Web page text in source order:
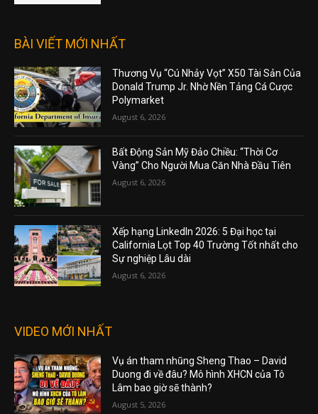
BÀI VIẾT MỚI NHẤT
Thương Vụ “Cú Nhảy Vọt” X50 Tài Sản Của
Donald Trump Jr. Nhờ Nền Tảng Cá Cược
Polymarket
August 6, 2026
Bất Động Sản Mỹ Đảo Chiều: “Thời Cơ
Vàng” Cho Người Mua Căn Nhà Đầu Tiên
August 6, 2026
Xếp hạng LinkedIn 2026: 5 Đại học tại
California Lọt Top 40 Trường Tốt nhất cho
Sự nghiệp Lâu dài
August 6, 2026
VIDEO MỚI NHẤT
Vụ án tham nhũng Sheng Thao – David
Duong đi về đâu? Mô hình XHCN của Tô
Lâm bao giờ sẽ thành?
August 5, 2026